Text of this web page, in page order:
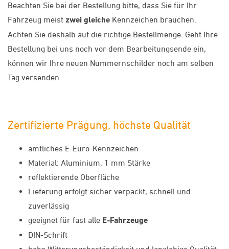
Beachten Sie bei der Bestellung bitte, dass Sie für Ihr
Fahrzeug meist zwei gleiche Kennzeichen brauchen.
Achten Sie deshalb auf die richtige Bestellmenge. Geht Ihre
Bestellung bei uns noch vor dem Bearbeitungsende ein,
können wir Ihre neuen Nummernschilder noch am selben
Tag versenden.
Zertifizierte Prägung, höchste Qualität
amtliches E-Euro-Kennzeichen
Material: Aluminium, 1 mm Stärke
reflektierende Oberfläche
Lieferung erfolgt sicher verpackt, schnell und
zuverlässig
geeignet für fast alle E-Fahrzeuge
DIN-Schrift